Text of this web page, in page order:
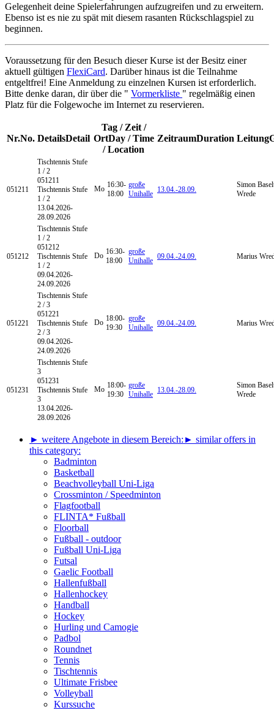
Gelegenheit deine Spielerfahrungen aufzugreifen und zu erweitern.
Ebenso ist es nie zu spät mit diesem rasanten Rückschlagspiel zu
beginnen.
Voraussetzung für den Besuch dieser Kurse ist der Besitz einer
aktuell gültigen FlexiCard. Darüber hinaus ist die Teilnahme
entgeltfrei! Eine Anmeldung zu einzelnen Kursen ist erforderlich.
Bitte denke daran, dir über die " Vormerkliste " regelmäßig einen
Platz für die Folgewoche im Internet zu reservieren.
Nr.No. DetailsDetail
Tag / Zeit /
OrtDay / Time
/ Location
ZeitraumDuration Leitung
051211
Tischtennis Stufe
1 / 2
051211
Tischtennis Stufe
1 / 2
13.04.2026-
28.09.2026
Mo 16:30-
18:00
große
Unihalle 13.04.-28.09.
Simon
Wrede
051212
Tischtennis Stufe
1 / 2
051212
Tischtennis Stufe
1 / 2
09.04.2026-
24.09.2026
Do 16:30-
18:00
große
Unihalle 09.04.-24.09. Marius
051221
Tischtennis Stufe
2 / 3
051221
Tischtennis Stufe
2 / 3
09.04.2026-
24.09.2026
Do 18:00-
19:30
große
Unihalle 09.04.-24.09. Marius
051231
Tischtennis Stufe
3
051231
Tischtennis Stufe
3
13.04.2026-
28.09.2026
Mo 18:00-
19:30
große
Unihalle 13.04.-28.09.
Simon
Wrede
► weitere Angebote in diesem Bereich: ► similar offers in
this category:
Badminton
Basketball
Beachvolleyball Uni-Liga
Crossminton / Speedminton
Flagfootball
FLINTA* Fußball
Floorball
Fußball - outdoor
Fußball Uni-Liga
Futsal
Gaelic Football
Hallenfußball
Hallenhockey
Handball
Hockey
Hurling und Camogie
Padbol
Roundnet
Tennis
Tischtennis
Ultimate Frisbee
Volleyball
Kurssuche